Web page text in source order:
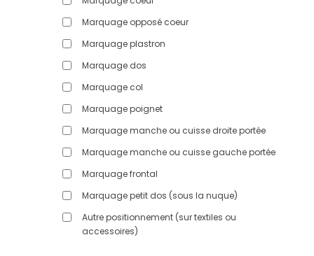
Marquage opposé coeur
Marquage plastron
Marquage dos
Marquage col
Marquage poignet
Marquage manche ou cuisse droite portée
Marquage manche ou cuisse gauche portée
Marquage frontal
Marquage petit dos (sous la nuque)
Autre positionnement (sur textiles ou
accessoires)